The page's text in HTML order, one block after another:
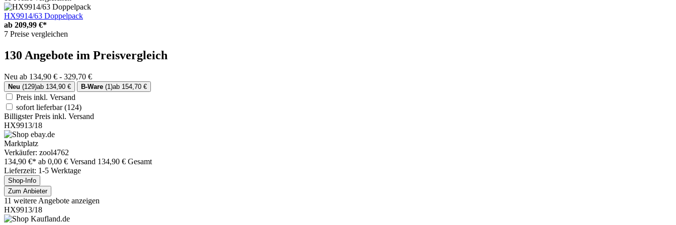
HX9914/63 Doppelpack
ab 209,99 €*
7 Preise vergleichen
130 Angebote im Preisvergleich
Neu ab 134,90 € - 329,70 €
Neu (129)ab 134,90 € B-Ware (1)ab 154,70 €
Preis inkl. Versand
sofort lieferbar(124)
Billigster Preis inkl. Versand
HX9913/18
Marktplatz
Verkäufer: zool4762
134,90 €* ab 0,00 € Versand 134,90 € Gesamt
Lieferzeit: 1-5 Werktage
Shop-Info
Zum Anbieter
11 weitere Angebote anzeigen
HX9913/18